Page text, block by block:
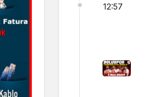
12:57